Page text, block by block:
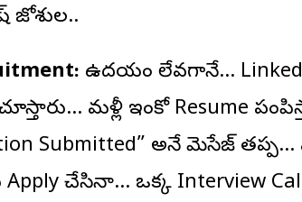
జోశ్యుల..
ఉదయం లేవగానే…
చూస్తారు… మళ్లీ ఇంకో Resume
Submitted” అనే మెసేజ్
Apply చేసినా… ఒక్క Interview